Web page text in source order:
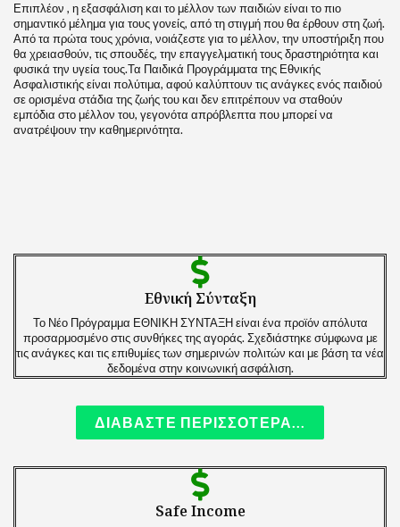
Επιπλέον , η εξασφάλιση και το μέλλον των παιδιών είναι το πιο
σημαντικό μέλημα για τους γονείς, από τη στιγμή που θα έρθουν στη ζωή.
Από τα πρώτα τους χρόνια, νοιάζεστε για το μέλλον, την υποστήριξη που
θα χρειασθούν, τις σπουδές, την επαγγελματική τους δραστηριότητα και
φυσικά την υγεία τους.Τα Παιδικά Προγράμματα της Εθνικής
Ασφαλιστικής είναι πολύτιμα, αφού καλύπτουν τις ανάγκες ενός παιδιού
σε ορισμένα στάδια της ζωής του και δεν επιτρέπουν να σταθούν
εμπόδια στο μέλλον του, γεγονότα απρόβλεπτα που μπορεί να
ανατρέψουν την καθημερινότητα.
Εθνική Σύνταξη
Το Νέο Πρόγραμμα ΕΘΝΙΚΗ ΣΥΝΤΑΞΗ είναι ένα προϊόν απόλυτα
προσαρμοσμένο στις συνθήκες της αγοράς. Σχεδιάστηκε σύμφωνα με
τις ανάγκες και τις επιθυμίες των σημερινών πολιτών και με βάση τα νέα
δεδομένα στην κοινωνική ασφάλιση.
ΔΙΑΒΑΣΤΕ ΠΕΡΙΣΣΟΤΕΡΑ...
Safe Income